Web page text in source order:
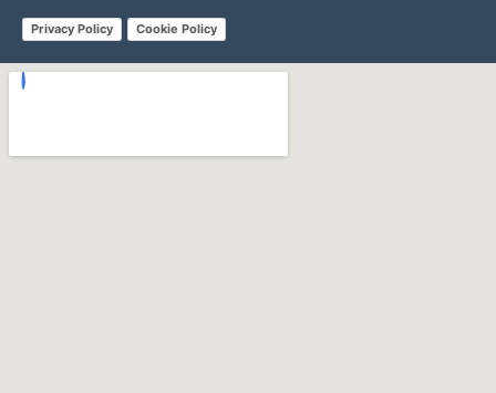
Privacy Policy Cookie Policy